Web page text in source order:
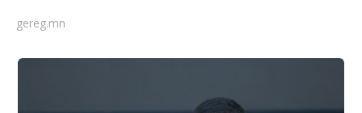
gereg.mn